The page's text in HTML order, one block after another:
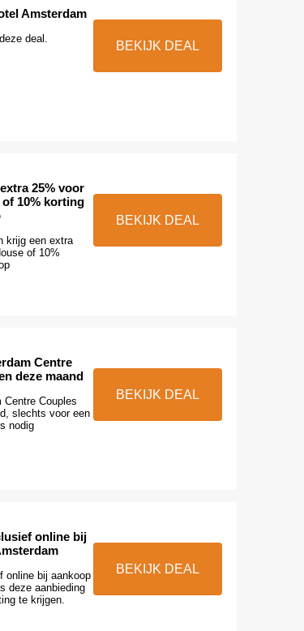
Amsterdam
deal.
BEKIJK DEAL
25% voor
10% korting
krijg een extra
of 10%
BEKIJK DEAL
Centre
deze maand
Couples
slechts voor een
nodig
BEKIJK DEAL
online bij
online bij aankoop
deze aanbieding
te krijgen.
BEKIJK DEAL